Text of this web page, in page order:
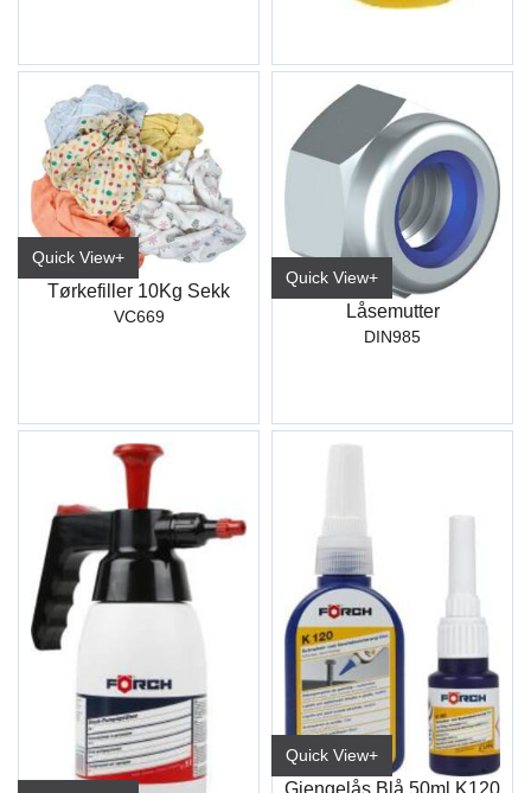
Quick View+
Tørkefiller 10Kg Sekk
VC669
Quick View+
Låsemutter
DIN985
Quick View+
Gjengelås Blå 50ml K120